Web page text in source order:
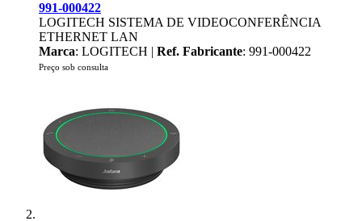
991-000422
LOGITECH SISTEMA DE VIDEOCONFERÊNCIA
ETHERNET LAN
Marca: LOGITECH | Ref. Fabricante: 991-000422
Preço sob consulta